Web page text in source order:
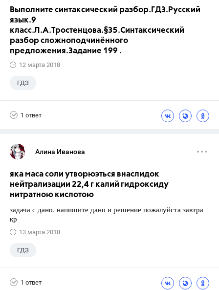
Выполните синтаксический разбор.ГДЗ.Русский
язык.9
класс.Л.А.Тростенцова.§35.Синтаксический
разбор сложноподчинённого
предложения.Задание 199 .
12 марта 2018
ГДЗ
1 ответ
Алина Иванова
яка маса соли утворюэться внаслидок
нейтрализации 22,4 г калий гидроксиду
нитратною кислотою
задача с дано, напишите дано и решение пожалуйста завтра
кр
13 марта 2018
ГДЗ
1 ответ